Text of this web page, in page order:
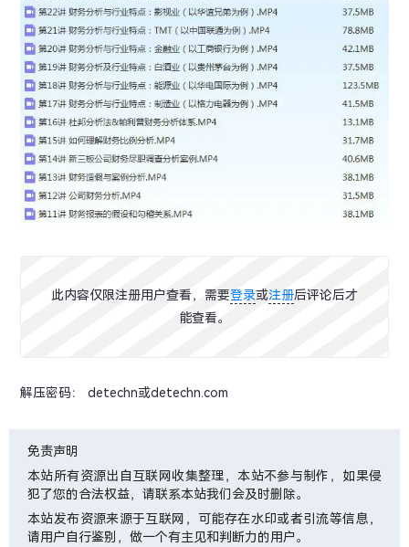
此内容仅限注册用户查看，需要登录或注册后评论后才
能查看。
解压密码： detechn或detechn.com
免责声明
本站所有资源出自互联网收集整理，本站不参与制作，如果侵
犯了您的合法权益，请联系本站我们会及时删除。
本站发布资源来源于互联网，可能存在水印或者引流等信息，
请用户自行鉴别，做一个有主见和判断力的用户。